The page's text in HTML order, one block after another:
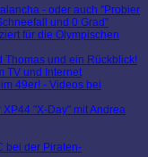
- oder auch "Probier
und 0 Grad"
für die Olympischen
Thomas und ein Rückblick!
TV und Internet
49er! - Videos bei
"X-Day" mit Andrea
bei der Piraten-